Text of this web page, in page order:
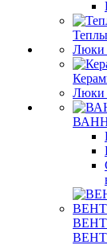
Люки
Люки